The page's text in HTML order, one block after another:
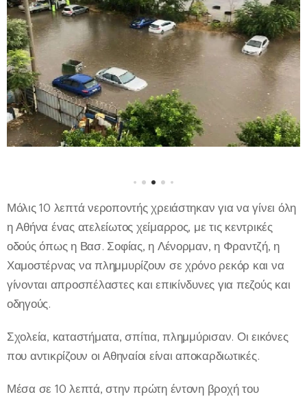
Μόλις 10 λεπτά νεροποντής χρειάστηκαν για να γίνει όλη
η Αθήνα ένας ατελείωτος χείμαρρος, με τις κεντρικές
οδούς όπως η Βασ. Σοφίας, η Λένορμαν, η Φραντζή, η
Χαμοστέρνας να πλημμυρίζουν σε χρόνο ρεκόρ και να
γίνονται απροσπέλαστες και επικίνδυνες για πεζούς και
οδηγούς.
Σχολεία, καταστήματα, σπίτια, πλημμύρισαν. Οι εικόνες
που αντικρίζουν οι Αθηναίοι είναι αποκαρδιωτικές.
Μέσα σε 10 λεπτά, στην πρώτη έντονη βροχή του